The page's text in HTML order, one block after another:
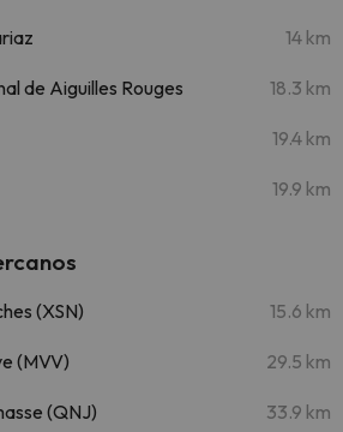
14 km
de Aiguilles Rouges 18.3 km
19.4 km
19.9 km
(XSN) 15.6 km
(MVV) 29.5 km
(QNJ) 33.9 km